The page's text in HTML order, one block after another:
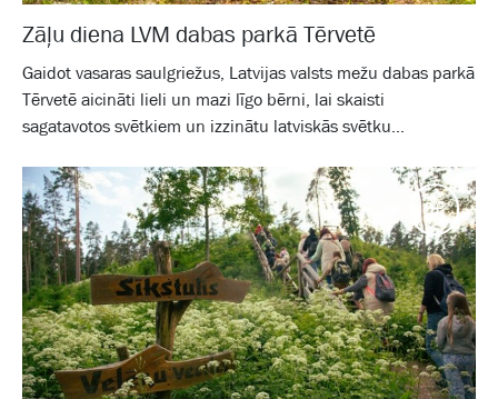
Zāļu diena LVM dabas parkā Tērvetē
Gaidot vasaras saulgriežus, Latvijas valsts mežu dabas parkā
Tērvetē aicināti lieli un mazi līgo bērni, lai skaisti
sagatavotos svētkiem un izzinātu latviskās svētku...